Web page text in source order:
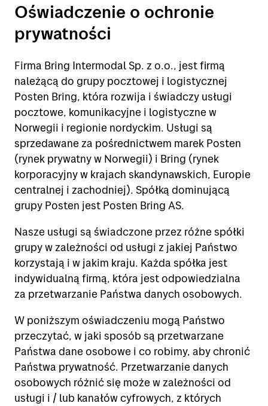
Oświadczenie o ochronie
prywatności
Firma Bring Intermodal Sp. z o.o., jest firmą
należącą do grupy pocztowej i logistycznej
Posten Bring, która rozwija i świadczy usługi
pocztowe, komunikacyjne i logistyczne w
Norwegii i regionie nordyckim. Usługi są
sprzedawane za pośrednictwem marek Posten
(rynek prywatny w Norwegii) i Bring (rynek
korporacyjny w krajach skandynawskich, Europie
centralnej i zachodniej). Spółką dominującą
grupy Posten jest Posten Bring AS.
Nasze usługi są świadczone przez różne spółki
grupy w zależności od usługi z jakiej Państwo
korzystają i w jakim kraju. Każda spółka jest
indywidualną firmą, która jest odpowiedzialna
za przetwarzanie Państwa danych osobowych.
W poniższym oświadczeniu mogą Państwo
przeczytać, w jaki sposób są przetwarzane
Państwa dane osobowe i co robimy, aby chronić
Państwa prywatność. Przetwarzanie danych
osobowych różnić się może w zależności od
usługi i / lub kanałów cyfrowych, z których